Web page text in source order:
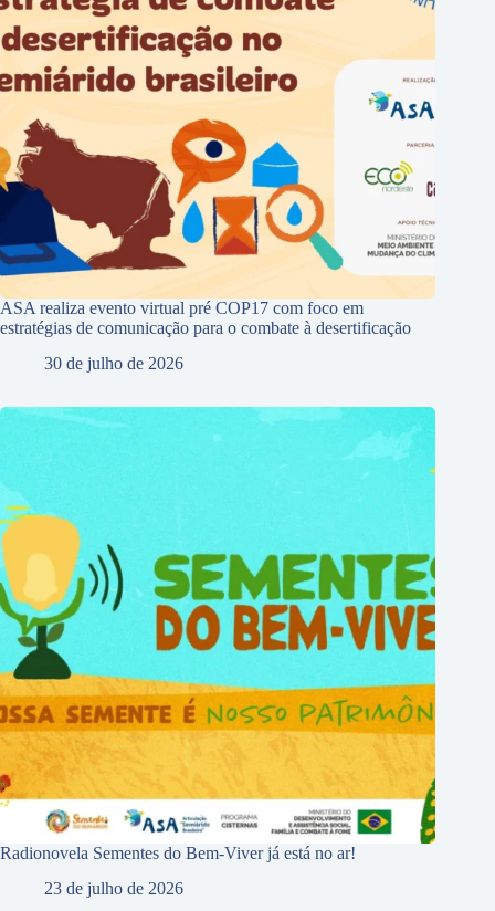
ASA realiza evento virtual pré COP17 com foco em
estratégias de comunicação para o combate à desertificação
30 de julho de 2026
Radionovela Sementes do Bem-Viver já está no ar!
23 de julho de 2026